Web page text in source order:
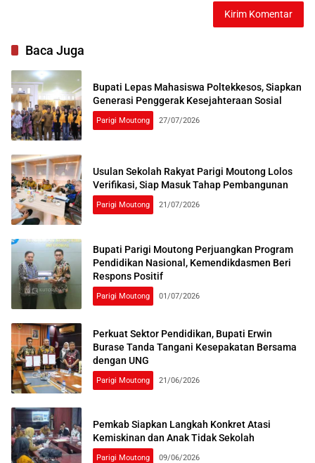
Baca Juga
Bupati Lepas Mahasiswa Poltekkesos, Siapkan
Generasi Penggerak Kesejahteraan Sosial
Parigi Moutong 27/07/2026
Usulan Sekolah Rakyat Parigi Moutong Lolos
Verifikasi, Siap Masuk Tahap Pembangunan
Parigi Moutong 21/07/2026
Bupati Parigi Moutong Perjuangkan Program
Pendidikan Nasional, Kemendikdasmen Beri
Respons Positif
Parigi Moutong 01/07/2026
Perkuat Sektor Pendidikan, Bupati Erwin
Burase Tanda Tangani Kesepakatan Bersama
dengan UNG
Parigi Moutong 21/06/2026
Pemkab Siapkan Langkah Konkret Atasi
Kemiskinan dan Anak Tidak Sekolah
Parigi Moutong 09/06/2026